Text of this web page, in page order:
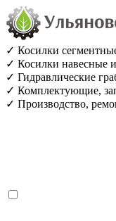
✓ Косилки
✓ Косилки навесные
✓ Гидравлические
✓ Комплектующие,
✓ Производство,